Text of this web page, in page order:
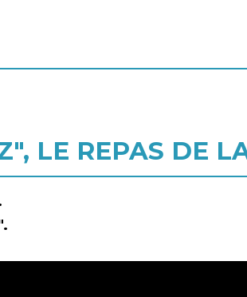
LE REPAS DE